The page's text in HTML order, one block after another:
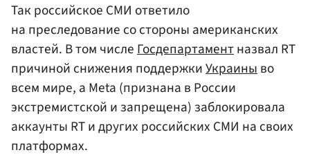
Так российское СМИ ответило
на преследование со стороны американских
властей. В том числеГосдепартаментназвал RT
причиной снижения поддержкиУкраиныво
всем мире, а Meta (признана в России
экстремистской и запрещена) заблокировала
аккаунты RT и других российских СМИ на своих
платформах.